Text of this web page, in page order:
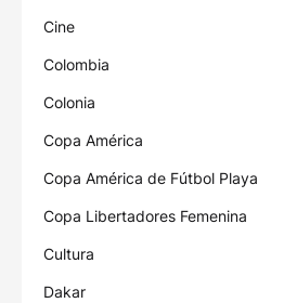
Cine
Colombia
Colonia
Copa América
Copa América de Fútbol Playa
Copa Libertadores Femenina
Cultura
Dakar